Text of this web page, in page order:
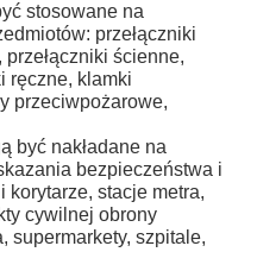
stosowane na
przełączniki
ścienne,
ręczne, klamki
przeciwpożarowe,
być nakładane na
bezpieczeństwa i
stacje metra,
cywilnej obrony
supermarkety, szpitale,